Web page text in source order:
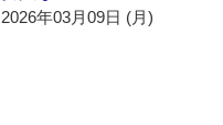
2026年03月09日 (月)